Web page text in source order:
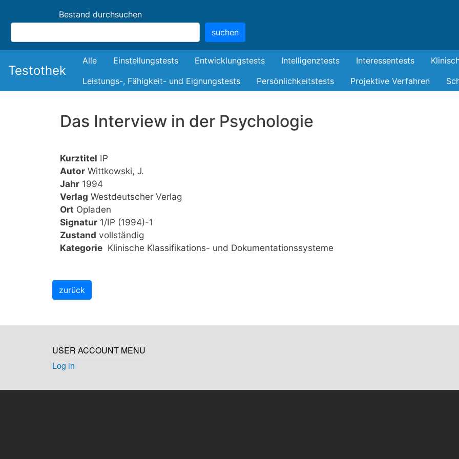
Bestand durchsuchen
suchen
Testothek
Bestand
Alle Einstellungstests Entwicklungstests Intelligenztests Interessentests
Leistungs-, Fähigkeit- und Eignungstests
Persönlichkeitstests Projektive Verfahren
Das Interview in der Psychologie
Kurztitel IP
Autor Wittkowski, J.
Jahr 1994
Verlag Westdeutscher Verlag
Ort Opladen
Signatur 1/IP (1994)-1
Zustand vollständig
Kategorie Klinische Klassifikations- und Dokumentationssysteme
USER ACCOUNT MENU
Log in